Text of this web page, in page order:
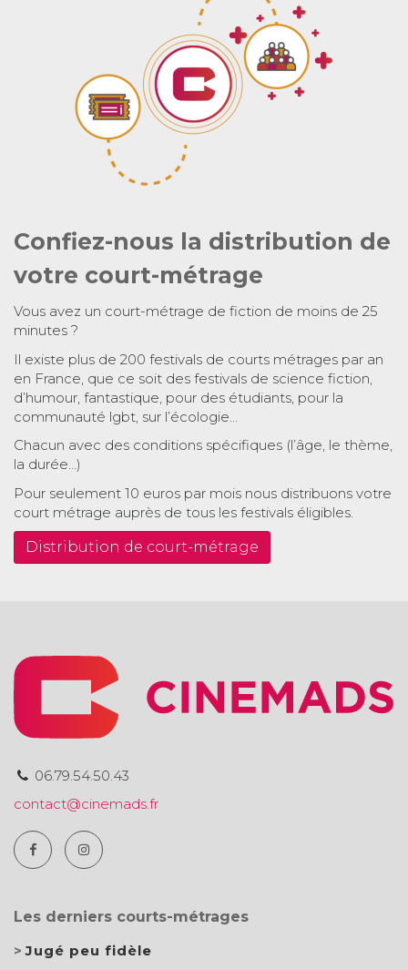
Confiez-nous la distribution de
votre court-métrage
Vous avez un court-métrage de fiction de moins de 25
minutes ?
Il existe plus de 200 festivals de courts métrages par an
en France, que ce soit des festivals de science fiction,
d’humour, fantastique, pour des étudiants, pour la
communauté lgbt, sur l’écologie…
Chacun avec des conditions spécifiques (l’âge, le thème,
la durée…)
Pour seulement 10 euros par mois nous distribuons votre
court métrage auprès de tous les festivals éligibles.
Distribution de court-métrage
06.79.54.50.43
contact@cinemads.fr
Les derniers courts-métrages
Jugé peu fidèle